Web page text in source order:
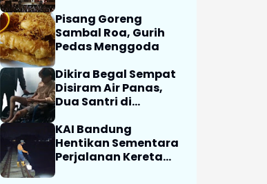
Pisang Goreng
Sambal Roa, Gurih
Pedas Menggoda
Dikira Begal Sempat
Disiram Air Panas,
Dua Santri di
Akibat Aksi Oknum
Linmas
KAI Bandung
Hentikan Sementara
Perjalanan Kereta